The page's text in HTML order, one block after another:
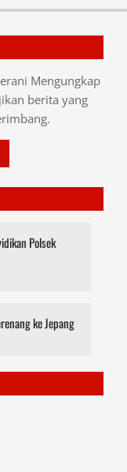
Mengungkap
berita yang
Polsek
ke Jepang